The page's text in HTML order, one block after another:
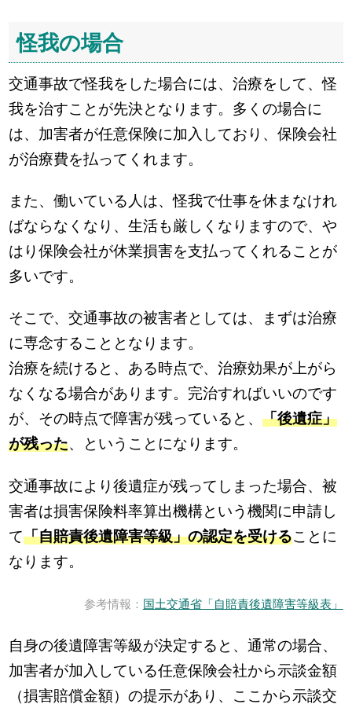
怪我の場合
交通事故で怪我をした場合には、治療をして、怪
我を治すことが先決となります。多くの場合に
は、加害者が任意保険に加入しており、保険会社
が治療費を払ってくれます。
また、働いている人は、怪我で仕事を休まなけれ
ばならなくなり、生活も厳しくなりますので、や
はり保険会社が休業損害を支払ってくれることが
多いです。
そこで、交通事故の被害者としては、まずは治療
に専念することとなります。
治療を続けると、ある時点で、治療効果が上がら
なくなる場合があります。完治すればいいのです
が、その時点で障害が残っていると、「後遺症」
が残った、ということになります。
交通事故により後遺症が残ってしまった場合、被
害者は損害保険料率算出機構という機関に申請し
て「自賠責後遺障害等級」の認定を受けることに
なります。
参考情報： 国土交通省「自賠責後遺障害等級表」
自身の後遺障害等級が決定すると、通常の場合、
加害者が加入している任意保険会社から示談金額
（損害賠償金額）の提示があり、ここから示談交